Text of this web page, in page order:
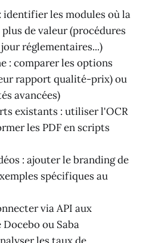
identifier les modules où la
de valeur (procédures
réglementaires...)
: comparer les options
rapport qualité-prix) ou
avancées)
existants : utiliser l'OCR
les PDF en scripts
: ajouter le branding de
spécifiques au
via API aux
ou Saba